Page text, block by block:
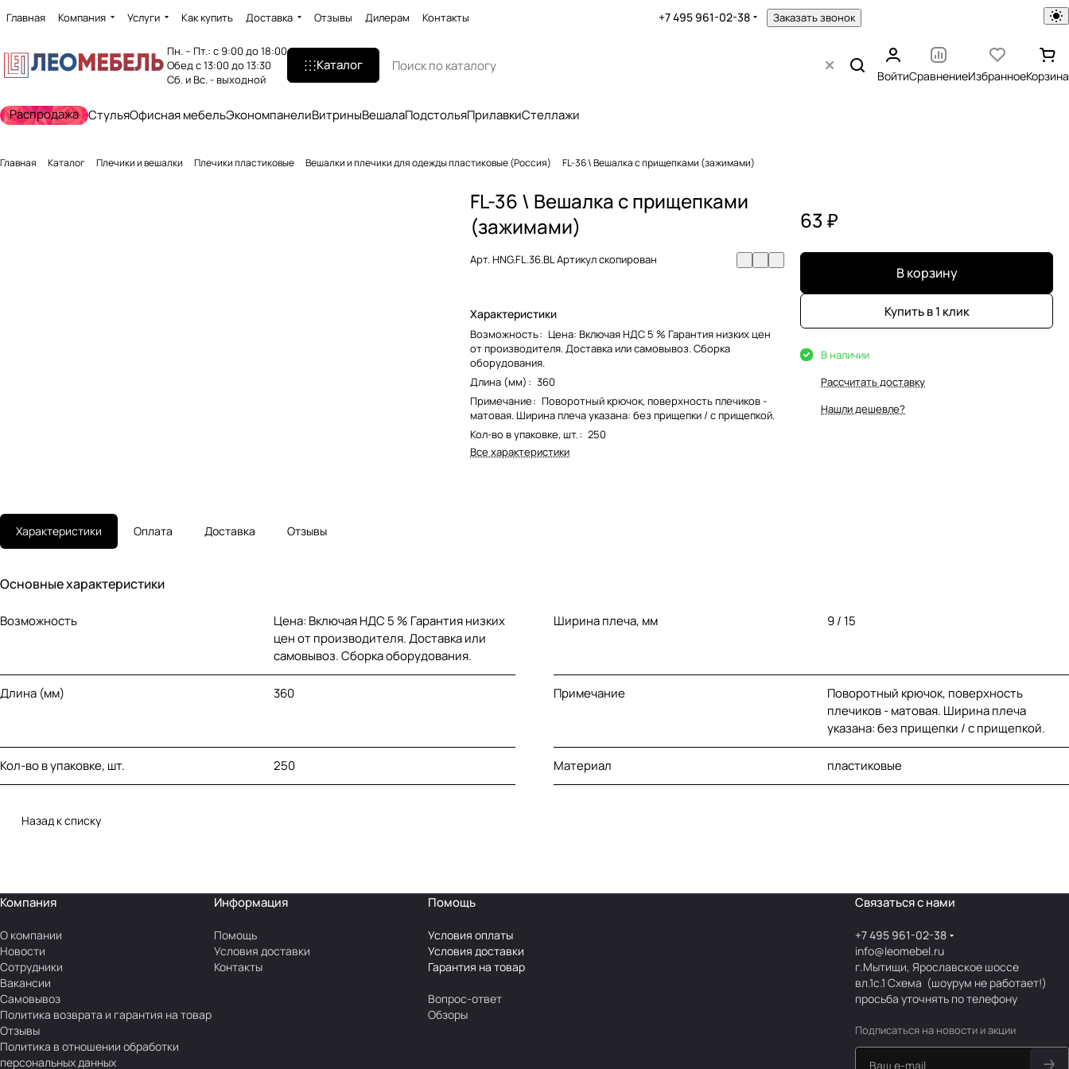
Главная Компания Услуги Как купить Доставка Отзывы Дилерам Контакты +7 495 961-02-38 Заказать звонок
Пн. – Пт.: с 9:00 до 18:00
Обед с 13:00 до 13:30
Сб. и Вс. - выходной
Каталог
ВойтиСравнениеИзбранноеКорзина
Распродажа СтульяОфисная мебельЭкономпанелиВитриныВешалаПодстольяПрилавкиСтеллажи
Главная Каталог Плечики и вешалки Плечики пластиковые Вешалки и плечики для одежды пластиковые (Россия) FL-36 \ Вешалка c прищепками (зажимами)
FL-36 \ Вешалка c прищепками
(зажимами)
Арт.HNG.FL.36.BL Артикул скопирован
Характеристики
Возможность: Цена: Включая НДС 5 % Гарантия низких цен
от производителя. Доставка или самовывоз. Сборка
оборудования.
Длина (мм) : 360
Примечание: Поворотный крючок, поверхность плечиков -
матовая. Ширина плеча указана: без прищепки / с прищепкой.
Кол-во в упаковке, шт.: 250
Все характеристики
63 ₽
В корзину
Купить в 1 клик
В наличии
Рассчитать доставку
Нашли дешевле?
Характеристики Оплата Доставка Отзывы
Основные характеристики
Возможность
Цена: Включая НДС 5 % Гарантия низких
цен от производителя. Доставка или
самовывоз. Сборка оборудования.
Ширина плеча, мм 9 / 15
Длина (мм) 360 Примечание
Поворотный крючок, поверхность
плечиков - матовая. Ширина плеча
указана: без прищепки / с прищепкой.
Кол-во в упаковке, шт. 250 Материал пластиковые
Назад к списку
Компания
О компании
Новости
Сотрудники
Вакансии
Самовывоз
Политика возврата и гарантия на товар
Отзывы
Политика в отношении обработки
персональных данных
Информация
Помощь
Условия доставки
Контакты
Помощь
Условия оплаты
Условия доставки
Гарантия на товар
Вопрос-ответ
Обзоры
Связаться с нами
+7 495 961-02-38
info@leomebel.ru
г.Мытищи, Ярославское шоссе
вл.1с.1Схема (шоурум не работает!)
просьба уточнять по телефону
Подписаться на новости и акции